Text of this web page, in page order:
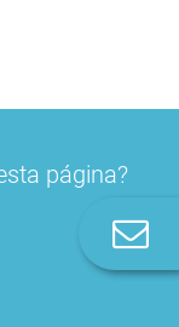
página?